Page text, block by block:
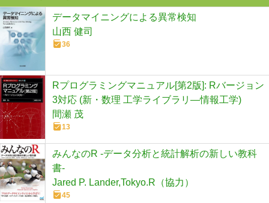
データマイニングによる異常検知
山西 健司
36
Rプログラミングマニュアル[第2版]: Rバージョン
3対応 (新・数理 工学ライブラリ―情報工学)
間瀬 茂
13
みんなのR -データ分析と統計解析の新しい教科
書-
Jared P. Lander,Tokyo.R（協力）
45